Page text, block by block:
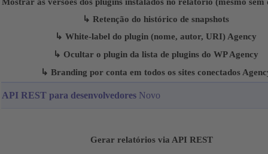
↳ Retenção do histórico de snapshots
↳ White-label do plugin (nome, autor, URI) Agency
↳ Ocultar o plugin da lista de plugins do WPAgency
↳ Branding por conta em todos os sites conectados
API REST para desenvolvedores Novo
Gerar relatórios via API REST